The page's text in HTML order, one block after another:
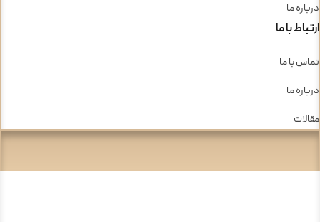
درباره ما
ارتباط با ما
تماس با ما
درباره ما
مقالات